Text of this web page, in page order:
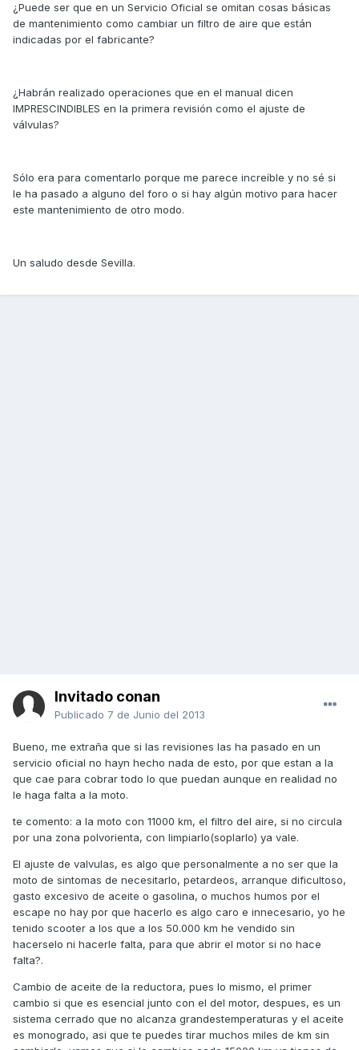
¿Puede ser que en un Servicio Oficial se omitan cosas básicas
de mantenimiento como cambiar un filtro de aire que están
indicadas por el fabricante?
¿Habrán realizado operaciones que en el manual dicen
IMPRESCINDIBLES en la primera revisión como el ajuste de
válvulas?
Sólo era para comentarlo porque me parece increíble y no sé si
le ha pasado a alguno del foro o si hay algún motivo para hacer
este mantenimiento de otro modo.
Un saludo desde Sevilla.
Invitado conan
Publicado 7 de Junio del 2013
Bueno, me extraña que si las revisiones las ha pasado en un
servicio oficial no hayn hecho nada de esto, por que estan a la
que cae para cobrar todo lo que puedan aunque en realidad no
le haga falta a la moto.
te comento: a la moto con 11000 km, el filtro del aire, si no circula
por una zona polvorienta, con limpiarlo(soplarlo) ya vale.
El ajuste de valvulas, es algo que personalmente a no ser que la
moto de sintomas de necesitarlo, petardeos, arranque dificultoso,
gasto excesivo de aceite o gasolina, o muchos humos por el
escape no hay por que hacerlo es algo caro e innecesario, yo he
tenido scooter a los que a los 50.000 km he vendido sin
hacerselo ni hacerle falta, para que abrir el motor si no hace
falta?.
Cambio de aceite de la reductora, pues lo mismo, el primer
cambio si que es esencial junto con el del motor, despues, es un
sistema cerrado que no alcanza grandestemperaturas y el aceite
es monogrado, asi que te puedes tirar muchos miles de km sin